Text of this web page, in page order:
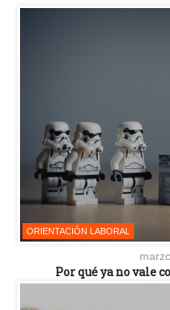
ORIENTACIÓN LABORAL
Por qué ya no vale